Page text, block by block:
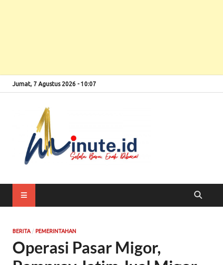
Jumat, 7 Agustus 2026 - 10:07
BERITA/ PEMERINTAHAN
Operasi Pasar Migor,